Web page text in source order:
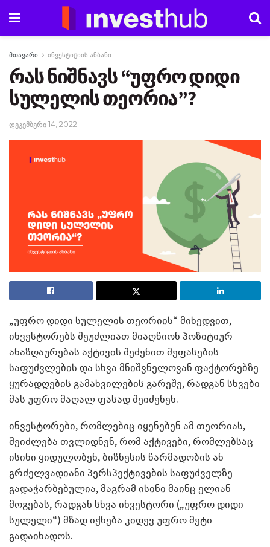
მთავარი ინვესტიციის ანბანი
რას ნიშნავს “უფრო დიდი
სულელის თეორია”?
დეკემბერი 14, 2022
„უფრო დიდი სულელის თეორიის“ მიხედვით,
ინვესტორებს შეუძლიათ მიაღწიონ პოზიტიურ
ანაზღაურებას აქტივის შეძენით შეფასების
საფუძვლების და სხვა მნიშვნელოვან ფაქტორებზე
ყურადღების გამახვილების გარეშე, რადგან სხვები
მას უფრო მაღალ ფასად შეიძენენ.
ინვესტორები, რომლებიც იყენებენ ამ თეორიას,
შეიძლება თვლიდნენ, რომ აქტივები, რომლებსაც
ისინი ყიდულობენ, ბიზნესის წარმადობის ან
გრძელვადიანი პერსპექტივების საფუძველზე
გადაჭარბებულია, მაგრამ ისინი მაინც ელიან
მოგებას, რადგან სხვა ინვესტორი („უფრო დიდი
სულელი“) მზად იქნება კიდევ უფრო მეტი
გადაიხადოს.